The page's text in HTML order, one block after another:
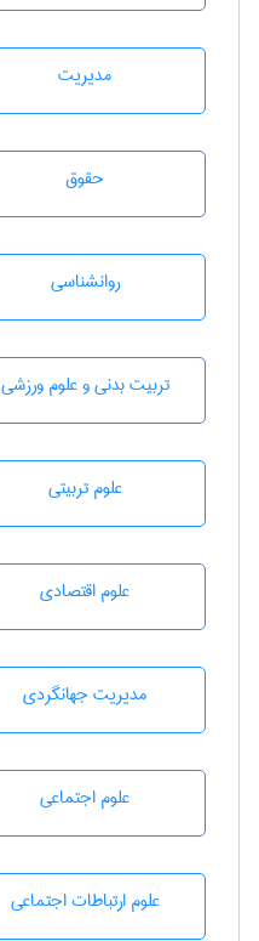
مديريت
حقوق
روانشناسی
تربيت بدنی و علوم ورزشی
علوم تربيتی
علوم اقتصادی
مديريت جهانگردی
علوم اجتماعی
علوم ارتباطات اجتماعی